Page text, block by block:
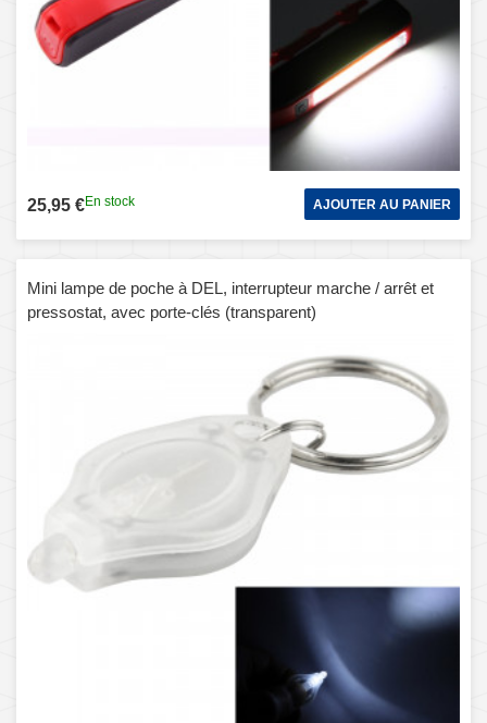
25,95 €En stock AJOUTER AU PANIER
Mini lampe de poche à DEL, interrupteur marche / arrêt et
pressostat, avec porte-clés (transparent)